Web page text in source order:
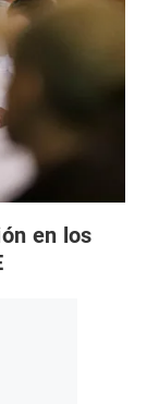
en los